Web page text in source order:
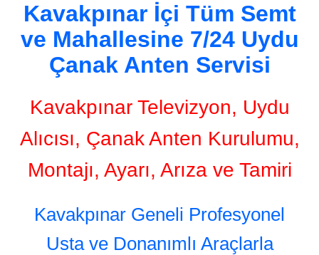
Kavakpınar İçi Tüm Semt
ve Mahallesine 7/24 Uydu
Çanak Anten Servisi
Kavakpınar Televizyon, Uydu
Alıcısı, Çanak Anten Kurulumu,
Montajı, Ayarı, Arıza ve Tamiri
Kavakpınar Geneli Profesyonel
Usta ve Donanımlı Araçlarla